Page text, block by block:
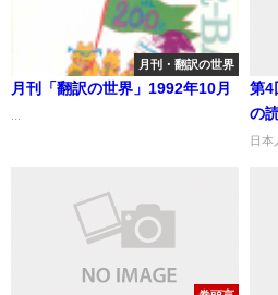
月刊・翻訳の世界
月刊「翻訳の世界」1992年10月
第4
の
日本